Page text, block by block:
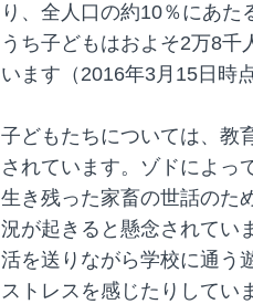
り、全人口の約10％にあ
うち子どもはおよそ2万8
います（2016年3月15日時
子どもたちについては、教
されています。ゾドによっ
生き残った家畜の世話のた
況が起きると懸念されてい
活を送りながら学校に通う
ストレスを感じたりしてい